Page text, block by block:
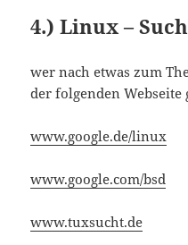
4.) Linux –
wer nach etwas zum
der folgenden
www.google.de/linux
www.google.com/bsd
www.tuxsucht.de